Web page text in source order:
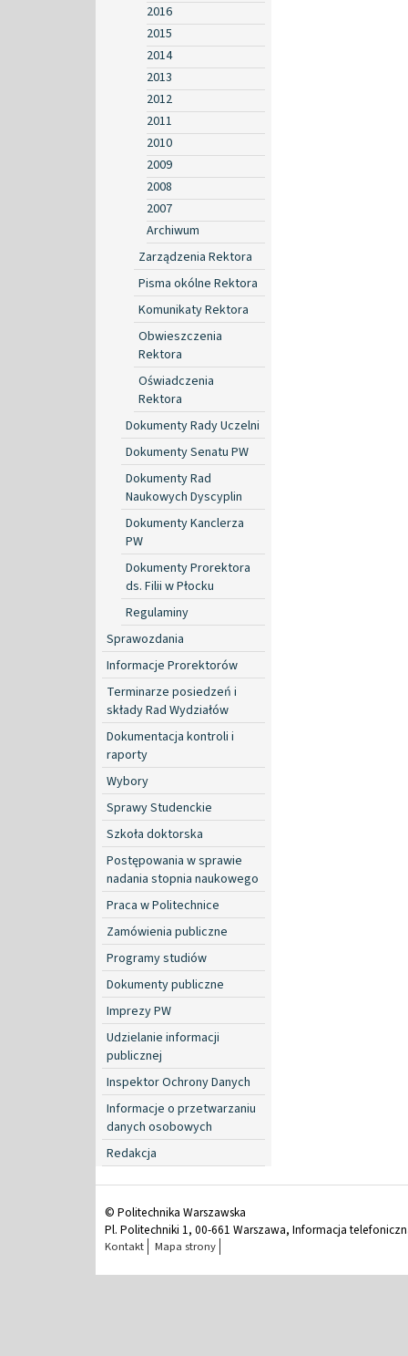
2016
2015
2014
2013
2012
2011
2010
2009
2008
2007
Archiwum
Zarządzenia Rektora
Pisma okólne Rektora
Komunikaty Rektora
Obwieszczenia
Rektora
Oświadczenia
Rektora
Dokumenty Rady Uczelni
Dokumenty Senatu PW
Dokumenty Rad
Naukowych Dyscyplin
Dokumenty Kanclerza
PW
Dokumenty Prorektora
ds. Filii w Płocku
Regulaminy
Sprawozdania
Informacje Prorektorów
Terminarze posiedzeń i
składy Rad Wydziałów
Dokumentacja kontroli i
raporty
Wybory
Sprawy Studenckie
Szkoła doktorska
Postępowania w sprawie
nadania stopnia naukowego
Praca w Politechnice
Zamówienia publiczne
Programy studiów
Dokumenty publiczne
Imprezy PW
Udzielanie informacji
publicznej
Inspektor Ochrony Danych
Informacje o przetwarzaniu
danych osobowych
Redakcja
© Politechnika Warszawska
Pl. Politechniki 1, 00-661 Warszawa, Informacja
Kontakt Mapa strony